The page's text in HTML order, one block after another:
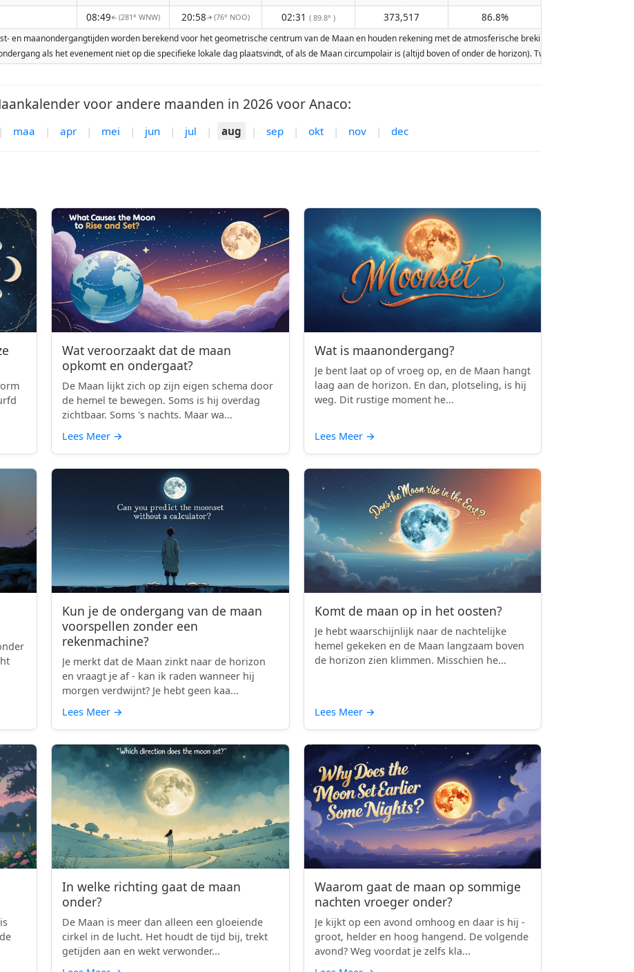
08:49↑(281° WNW) 20:58↑(76° NOO) 02:31 ( 89.8° ) 373,517 86.8%
en maanondergangtijden worden berekend voor het geometrische centrum van de Maan en houden rekening met de atmosferische breking van de Aarde.
als het evenement niet op die specifieke lokale dag plaatsvindt, of als de Maan circumpolair is (altijd boven of onder de horizon). Twee maanopkomsten
voor andere maanden in 2026 voor Anaco:
| maa | apr | mei | jun | jul | aug | sep | okt | nov | dec
Wat veroorzaakt dat de maan
opkomt en ondergaat?
De Maan lijkt zich op zijn eigen schema door
de hemel te bewegen. Soms is hij overdag
zichtbaar. Soms 's nachts. Maar wa...
Lees Meer →
Wat is maanondergang?
Je bent laat op of vroeg op, en de Maan hangt
laag aan de horizon. En dan, plotseling, is hij
weg. Dit rustige moment he...
Lees Meer →
Kun je de ondergang van de maan
voorspellen zonder een
rekenmachine?
Je merkt dat de Maan zinkt naar de horizon
en vraagt je af - kan ik raden wanneer hij
morgen verdwijnt? Je hebt geen kaa...
Lees Meer →
Komt de maan op in het oosten?
Je hebt waarschijnlijk naar de nachtelijke
hemel gekeken en de Maan langzaam boven
de horizon zien klimmen. Misschien he...
Lees Meer →
In welke richting gaat de maan
onder?
De Maan is meer dan alleen een gloeiende
cirkel in de lucht. Het houdt de tijd bij, trekt
getijden aan en wekt verwonder...
Waarom gaat de maan op sommige
nachten vroeger onder?
Je kijkt op een avond omhoog en daar is hij -
groot, helder en hoog hangend. De volgende
avond? Weg voordat je zelfs kla...